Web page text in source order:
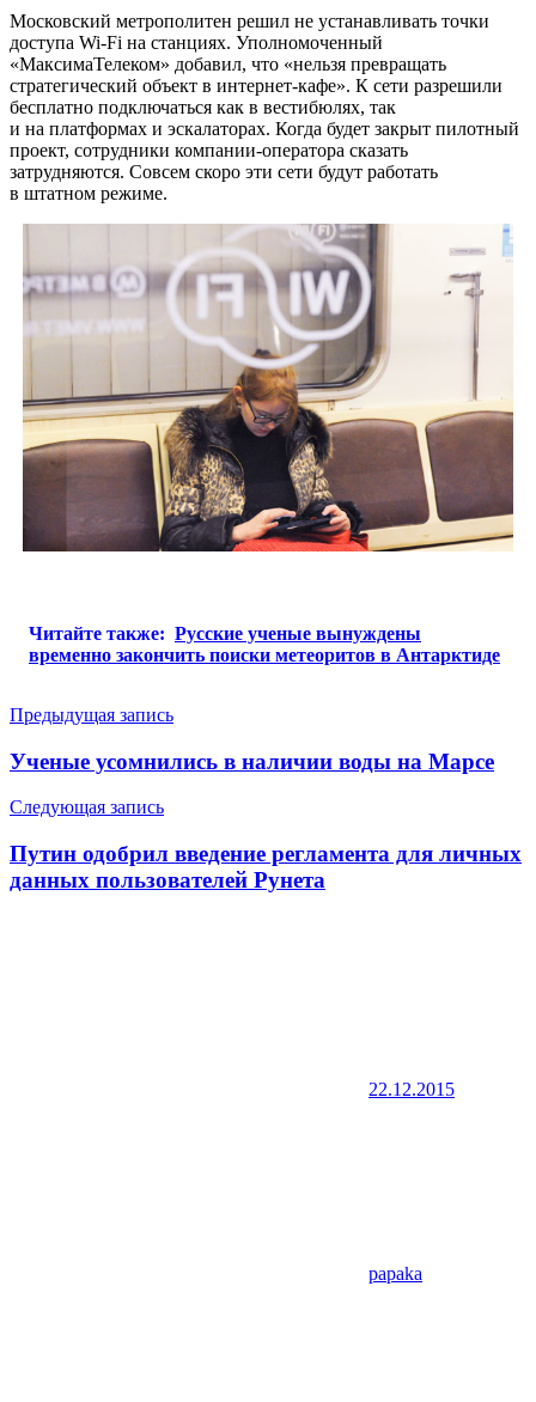
Московский метрополитен решил не устанавливать точки
доступа Wi-Fi на станциях. Уполномоченный
«МаксимаТелеком» добавил, что «нельзя превращать
стратегический объект в интернет-кафе». К сети разрешили
бесплатно подключаться как в вестибюлях, так
и на платформах и эскалаторах. Когда будет закрыт пилотный
проект, сотрудники компании-оператора сказать
затрудняются. Совсем скоро эти сети будут работать
в штатном режиме.
Читайте также: Русские ученые вынуждены
временно закончить поиски метеоритов в Антарктиде
Навигация
по
записям
Предыдущая запись
Ученые усомнились в наличии воды на Марсе
Следующая запись
Путин одобрил введение регламента для личных
данных пользователей Рунета
22.12.2015
papaka